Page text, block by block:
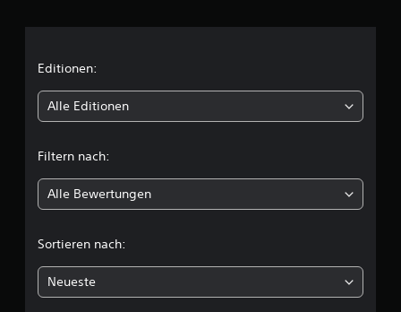
l
i
h
Editionen:
Alle Editionen
Filtern nach:
Alle Bewertungen
Sortieren nach:
Neueste